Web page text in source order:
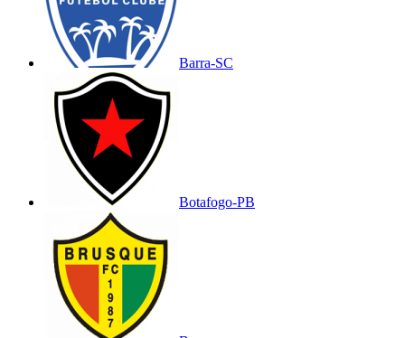
Barra-SC
Botafogo-PB